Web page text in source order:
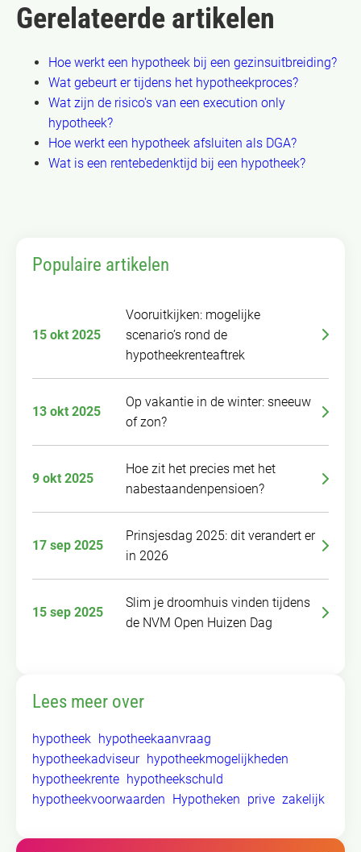
Gerelateerde artikelen
Hoe werkt een hypotheek bij een gezinsuitbreiding?
Wat gebeurt er tijdens het hypotheekproces?
Wat zijn de risico's van een execution only
hypotheek?
Hoe werkt een hypotheek afsluiten als DGA?
Wat is een rentebedenktijd bij een hypotheek?
Populaire artikelen
15 okt 2025
Vooruitkijken: mogelijke
scenario’s rond de
hypotheekrenteaftrek
13 okt 2025
Op vakantie in de winter: sneeuw
of zon?
9 okt 2025
Hoe zit het precies met het
nabestaandenpensioen?
17 sep 2025
Prinsjesdag 2025: dit verandert er
in 2026
15 sep 2025
Slim je droomhuis vinden tijdens
de NVM Open Huizen Dag
Lees meer over
hypotheek hypotheekaanvraag
hypotheekadviseur hypotheekmogelijkheden
hypotheekrente hypotheekschuld
hypotheekvoorwaarden Hypotheken prive zakelijk